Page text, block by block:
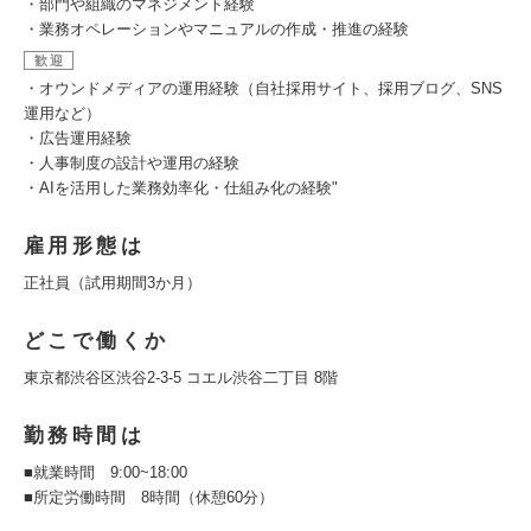
・部門や組織のマネジメント経験
・業務オペレーションやマニュアルの作成・推進の経験
歓迎
・オウンドメディアの運用経験（自社採用サイト、採用ブログ、SNS
運用など）
・広告運用経験
・人事制度の設計や運用の経験
・AIを活用した業務効率化・仕組み化の経験"
雇用形態は
正社員（試用期間3か月）
どこで働くか
東京都渋谷区渋谷2-3-5 コエル渋谷二丁目 8階
勤務時間は
■就業時間 9:00~18:00
■所定労働時間 8時間（休憩60分）